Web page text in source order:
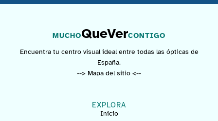
MUCHOQueVerCONTIGO
Encuentra tu centro visual ideal entre todas las ópticas de
España.
--> Mapa del sitio <--
EXPLORA
Inicio